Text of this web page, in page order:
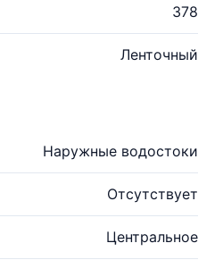
378
Ленточный
Наружные водостоки
Отсутствует
Центральное